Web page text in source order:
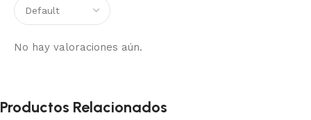
No hay valoraciones aún.
Productos Relacionados